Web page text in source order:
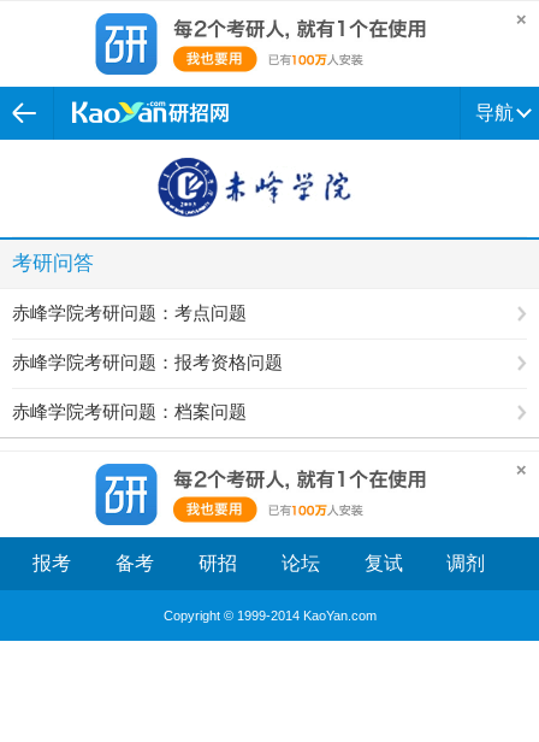
导航
考研问答
赤峰学院考研问题：考点问题
赤峰学院考研问题：报考资格问题
赤峰学院考研问题：档案问题
报考 备考 研招 论坛 复试 调剂
Copyright © 1999-2014 KaoYan.com